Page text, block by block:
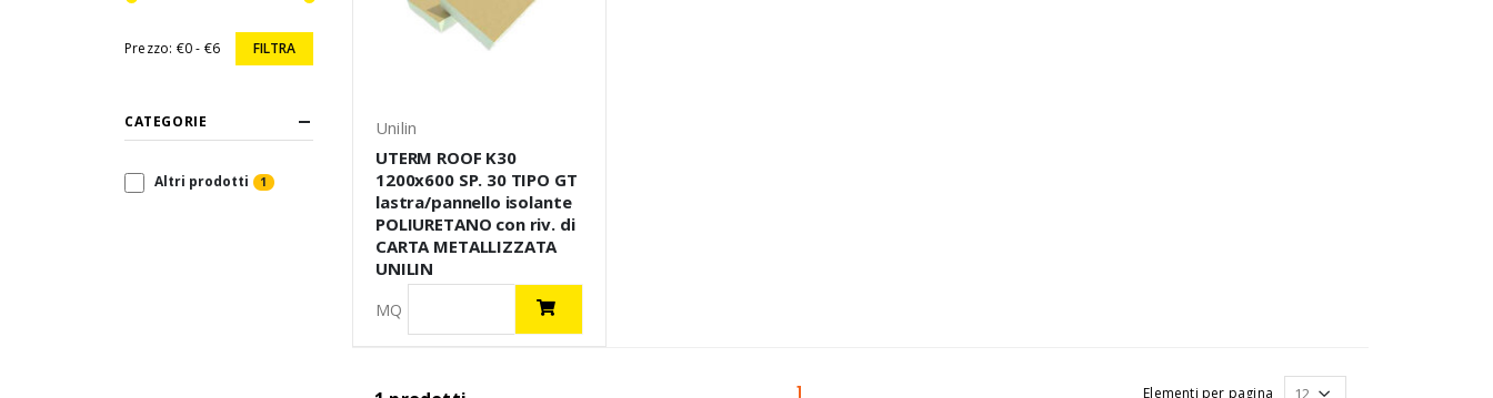
Unilin
UTERM ROOF K30
1200x600 SP. 30 TIPO GT
lastra/pannello isolante
POLIURETANO con riv. di
CARTA METALLIZZATA
UNILIN
MQ
1 Elementi per pagina
Prezzo: €0 - €6 FILTRA
CATEGORIE
Altri prodotti 1